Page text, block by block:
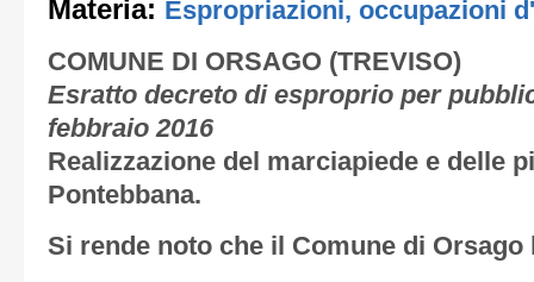
Materia: Espropriazioni, occupazioni
COMUNE DI ORSAGO (TREVISO)
Esratto decreto di esproprio per
febbraio 2016
Realizzazione del marciapiede e delle
Pontebbana.
Si rende noto che il Comune di